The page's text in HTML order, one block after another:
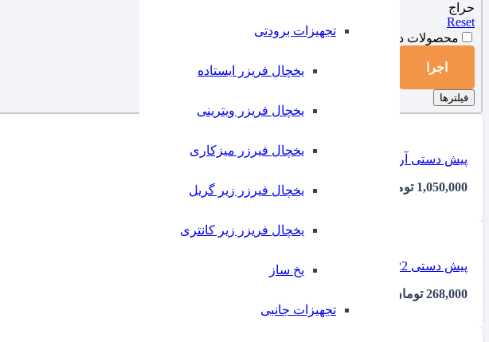
تجهیزات برودتی
یخچال فریزر ایستاده
یخچال فریزر ویترینی
یخچال فیرزر میزکاری
یخچال فیرزر زیر گریل
یخچال فریزر زیر کانتری
⁠یخ ساز
تجهیزات جانبی
حراج
Reset
محصولات در فروش ویژه
اجرا
فیلترها
پیش دستی آرتیزان سفید یک عددی ایلا
1,050,000 تومان
پیش دستی 22 سانت زیتونی corewill یک عددی ایلا
268,000 تومان